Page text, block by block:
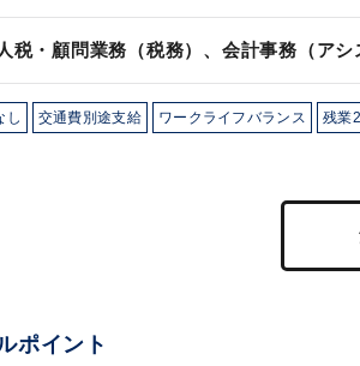
税・顧問業務（税務）、会計事務（アシ
し 交通費別途支給 ワークライフバランス 残業
ポイント